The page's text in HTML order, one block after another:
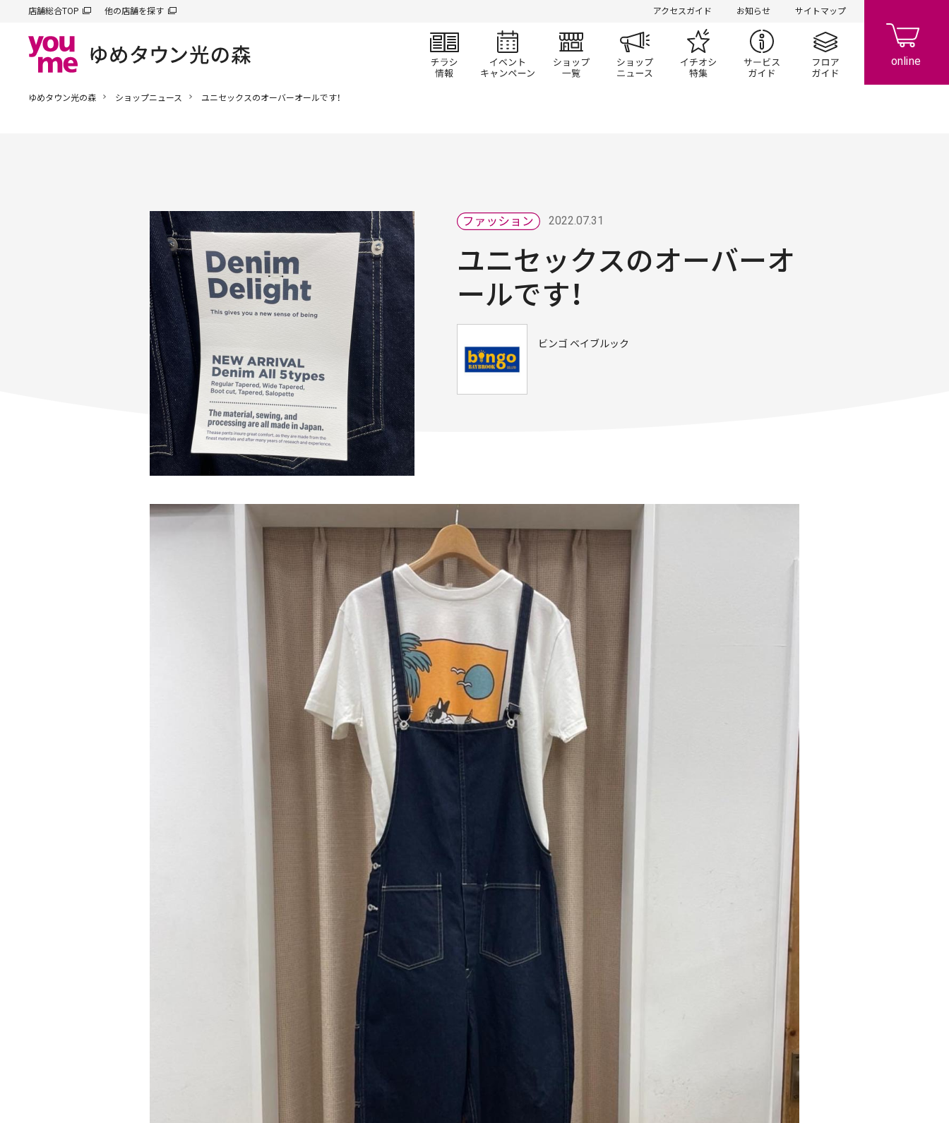
店舗総合TOP 他の店舗を探す アクセスガイド お知らせ サイトマップ
チラシ情報 イベント/キャンペーン
ショップ一覧 ショップニュースイチオシ特集 サービスガイドフロアガイド
ゆめタウン光の森 ショップニュース ユニセックスのオーバーオールです！
2022.07.31
ユニセックスのオーバーオ
ールです！
ビンゴ ベイブルック